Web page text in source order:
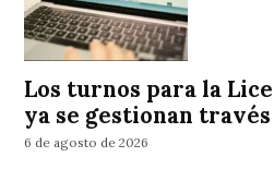
Los turnos para la
ya se gestionan
6 de agosto de 2026